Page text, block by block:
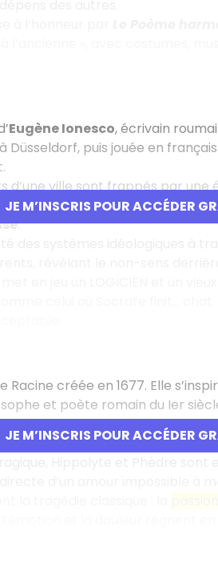
JE M’INSCRIS POUR ACCÉDER
Eugène Ionesco, écrivain
puis jouée en
d’une ville sont frappés par une
métamorphose grotesque
.
JE M’INSCRIS POUR ACCÉDER
Racine créée en 1677. Elle
et poète romain du Ier
épouse du roi Thésée, est
subit plus qu’elle ne choisit, et